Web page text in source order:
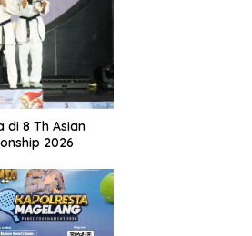
di 8 Th Asian
2026